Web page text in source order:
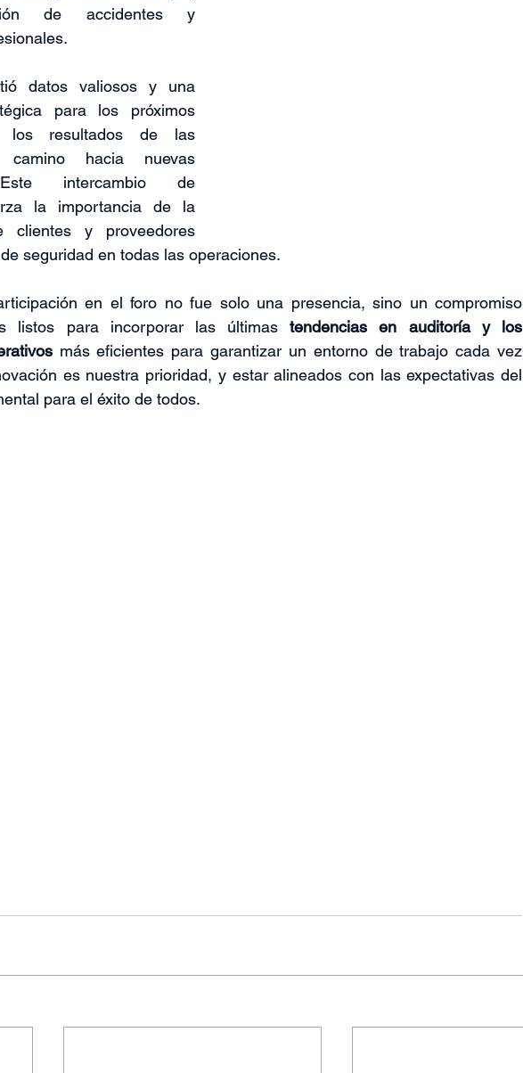
de accidentes y
datos valiosos y una
para los próximos
los resultados de las
hacia nuevas
Este intercambio de
la importancia de la
clientes y proveedores
seguridad en todas las operaciones.
en el foro no fue solo una presencia, sino un compromiso
listos para incorporar las últimas tendencias en auditoría y los
más eficientes para garantizar un entorno de trabajo cada vez
es nuestra prioridad, y estar alineados con las expectativas del
para el éxito de todos.